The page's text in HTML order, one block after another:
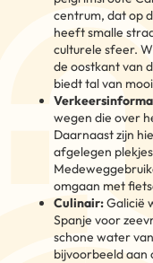
centrum, dat op
heeft smalle
culturele sfeer.
de oostkant van
biedt tal van
wegen die over
Daarnaast zijn
afgelegen
omgaan met
Culinair:Galicië
Spanje voor
schone water
bijvoorbeeld aan